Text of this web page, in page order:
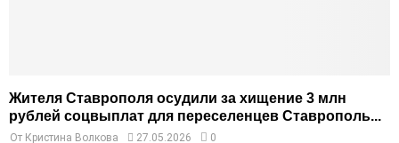
Жителя Ставрополя осудили за хищение 3 млн
рублей соцвыплат для переселенцев Ставрополь...
От Кристина Волкова 27.05.2026 0